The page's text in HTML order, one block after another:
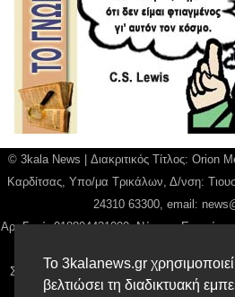
Το 3kalanews.gr
βελτιώσει τη διαδικτυακή
© 3kala News | Διακριτικός Τίτλος:
Καρδίτσας, Υπο/μα Τρικάλων, Δ/νση:
24310 63300, email:
Αρ. Γεμή: 018804431000, Νόμιμος
Παναγιώτης Φιλίππου, Διευθύντρια:
Σύνταξης: Μπαλαμπάνη Βασιλική.
Φιλίππου